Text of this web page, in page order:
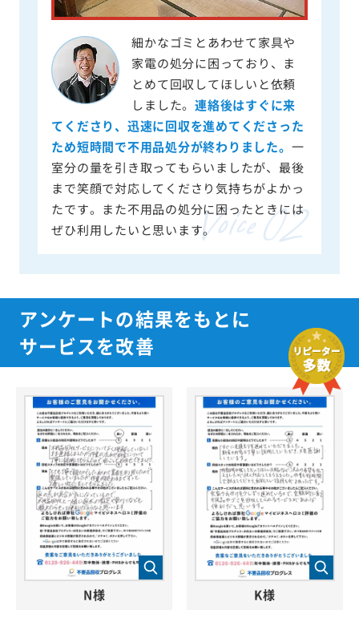
細かなゴミとあわせて家具や
家電の処分に困っており、ま
とめて回収してほしいと依頼
しました。連絡後はすぐに来
てくださり、迅速に回収を進めてくださった
ため短時間で不用品処分が終わりました。 一
室分の量を引き取ってもらいましたが、最後
まで笑顔で対応してくださり気持ちがよかっ
たです。また不用品の処分に困ったときには
ぜひ利用したいと思います。
アンケートの結果をもとに
サービスを改善
N様 K様